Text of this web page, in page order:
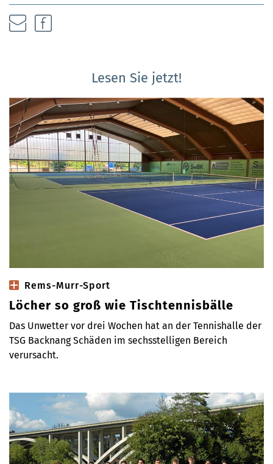
Lesen Sie jetzt!
Rems-Murr-Sport
Löcher so groß wie Tischtennisbälle
Das Unwetter vor drei Wochen hat an der Tennishalle der
TSG Backnang Schäden im sechsstelligen Bereich
verursacht.